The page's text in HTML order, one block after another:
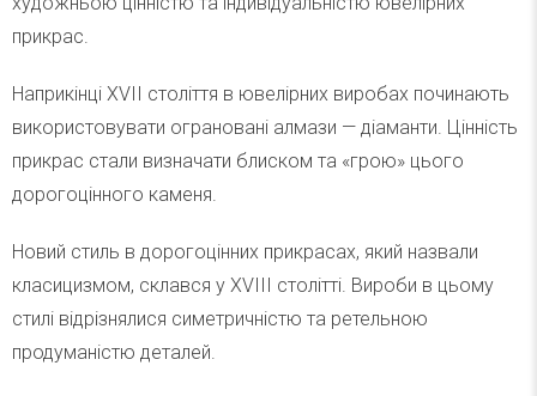
прикрас.
Наприкінці XVII століття в ювелірних виробах починають
використовувати ограновані алмази — діаманти. Цінність
прикрас стали визначати блиском та «грою» цього
дорогоцінного каменя.
Новий стиль в дорогоцінних прикрасах, який назвали
класицизмом, склався у XVIII столітті. Вироби в цьому
стилі відрізнялися симетричністю та ретельною
продуманістю деталей.